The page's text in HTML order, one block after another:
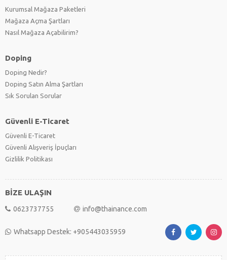
Kurumsal Mağaza Paketleri
Mağaza Açma Şartları
Nasıl Mağaza Açabilirim?
Doping
Doping Nedir?
Doping Satın Alma Şartları
Sık Sorulan Sorular
Güvenli E-Ticaret
Güvenli E-Ticaret
Güvenli Alışveriş İpuçları
Gizlilik Politikası
BİZE ULAŞIN
0623737755 info@thainance.com
Whatsapp Destek: +905443035959